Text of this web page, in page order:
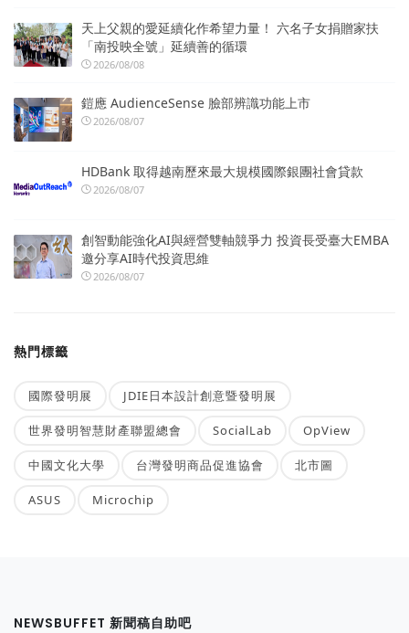
天上父親的愛延續化作希望力量！ 六名子女捐贈家扶
「南投映全號」延續善的循環
2026/08/08
鎧應 AudienceSense 臉部辨識功能上市
2026/08/07
HDBank 取得越南歷來最大規模國際銀團社會貸款
2026/08/07
創智動能強化AI與經營雙軸競爭力 投資長受臺大EMBA
邀分享AI時代投資思維
2026/08/07
熱門標籤
國際發明展 JDIE日本設計創意暨發明展
世界發明智慧財產聯盟總會 SocialLab OpView
中國文化大學 台灣發明商品促進協會 北市圖
ASUS Microchip
NEWSBUFFET 新聞稿自助吧